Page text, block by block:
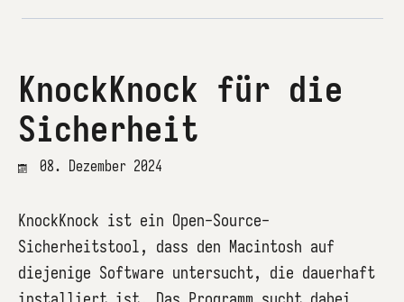
KnockKnock für die
Sicherheit
08. Dezember 2024
KnockKnock ist ein Open-Source-
Sicherheitstool, dass den Macintosh auf
diejenige Software untersucht, die dauerhaft